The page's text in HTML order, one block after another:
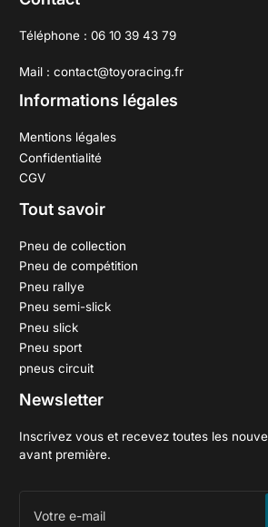
Téléphone : 06 10 39 43 79
Mail : contact@toyoracing.fr
Informations légales
Mentions légales
Confidentialité
CGV
Tout savoir
Pneu de collection
Pneu de compétition
Pneu rallye
Pneu semi-slick
Pneu slick
Pneu sport
pneus circuit
Newsletter
Inscrivez vous et recevez toutes les
avant première.